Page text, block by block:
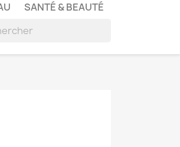
SANTÉ & BEAUTÉ